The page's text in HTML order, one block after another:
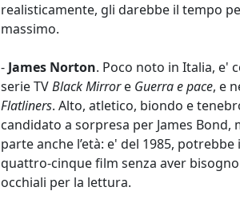
realisticamente, gli darebbe il tempo
massimo.
- James Norton. Poco noto in Italia, e'
serie TVBlack Mirrore Guerra e pace, e
Flatliners. Alto, atletico, biondo e
candidato a sorpresa per James Bond,
parte anche l’età: e' del 1985,
quattro-cinque film senza aver
occhiali per la lettura.